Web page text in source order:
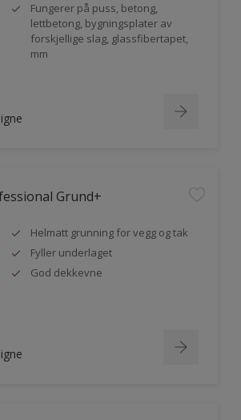
Fungerer på puss, betong,
lettbetong, bygningsplater av
forskjellige slag, glassfibertapet,
mm
Grund+
Helmatt grunning for vegg og tak
Fyller underlaget
God dekkevne